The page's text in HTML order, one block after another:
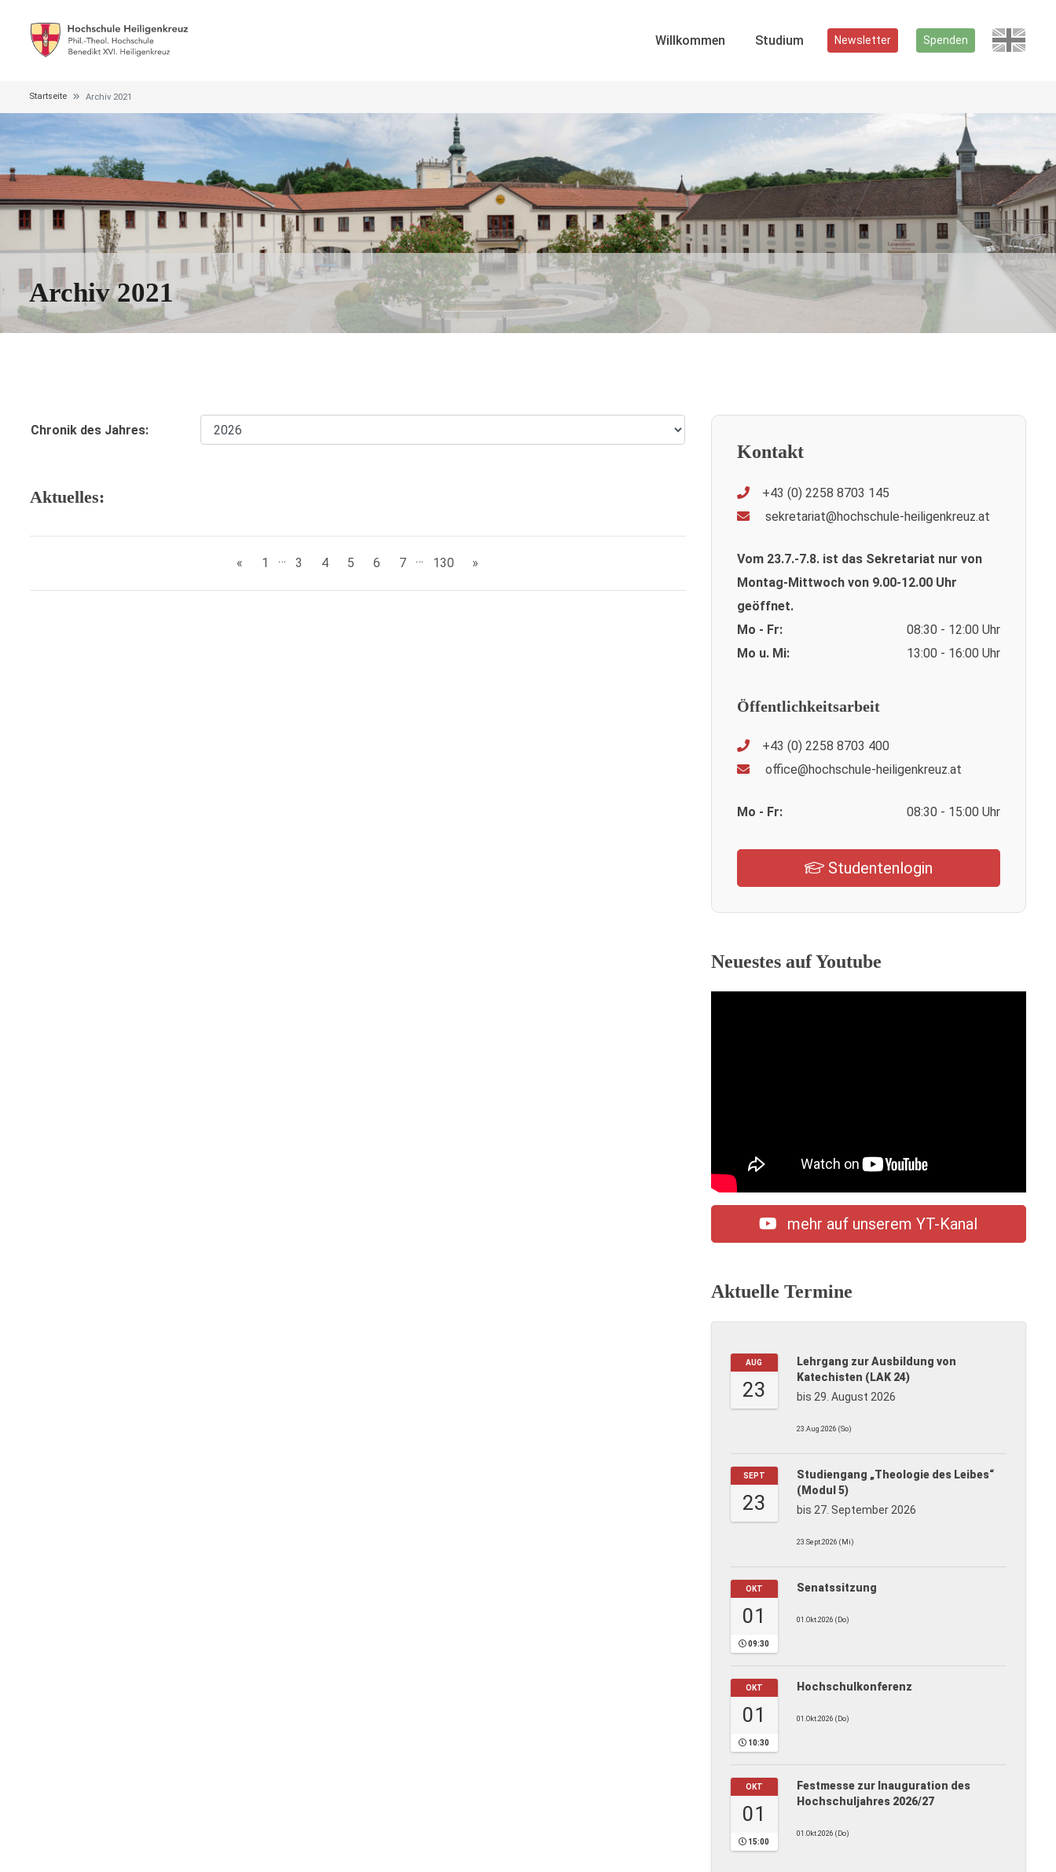
Willkommen Studium Newsletter Spenden
Startseite Archiv 2021
Archiv 2021
Chronik des Jahres:
Aktuelles:
« 1 … 3 4 5 6 7 … 130 »
Kontakt
+43 (0) 2258 8703 145
sekretariat@hochschule-heiligenkreuz.at
Vom 23.7.-7.8. ist das Sekretariat nur von
Montag-Mittwoch von 9.00-12.00 Uhr
geöffnet.
Mo - Fr:
08:30 - 12:00 Uhr
Mo u. Mi:
13:00 - 16:00 Uhr
Öffentlichkeitsarbeit
+43 (0) 2258 8703 400
office@hochschule-heiligenkreuz.at
Mo - Fr: 08:30 - 15:00 Uhr
Studentenlogin
Neuestes auf Youtube
mehr auf unserem YT-Kanal
Aktuelle Termine
AUG
23
Lehrgang zur Ausbildung von
Katechisten (LAK 24)
bis 29. August 2026
23.Aug.2026 (So)
SEPT
23
Studiengang „Theologie des Leibes“
(Modul 5)
bis 27. September 2026
23.Sept.2026 (Mi)
OKT
01
09:30
Senatssitzung
01.Okt.2026 (Do)
OKT
01
10:30
Hochschulkonferenz
01.Okt.2026 (Do)
OKT
01
15:00
Festmesse zur Inauguration des
Hochschuljahres 2026/27
01.Okt.2026 (Do)